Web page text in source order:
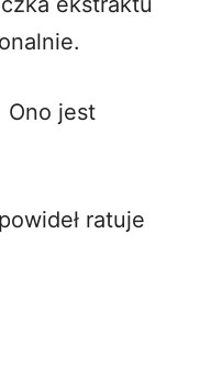
Ono jest
ratuje